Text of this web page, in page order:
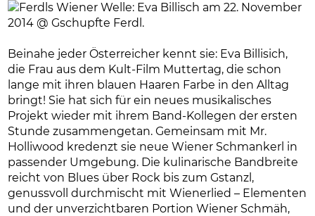
Beinahe jeder Österreicher kennt sie: Eva Billisich,
die Frau aus dem Kult-Film Muttertag, die schon
lange mit ihren blauen Haaren Farbe in den Alltag
bringt! Sie hat sich für ein neues musikalisches
Projekt wieder mit ihrem Band-Kollegen der ersten
Stunde zusammengetan. Gemeinsam mit Mr.
Holliwood kredenzt sie neue Wiener Schmankerl in
passender Umgebung. Die kulinarische Bandbreite
reicht von Blues über Rock bis zum Gstanzl,
genussvoll durchmischt mit Wienerlied – Elementen
und der unverzichtbaren Portion Wiener Schmäh,